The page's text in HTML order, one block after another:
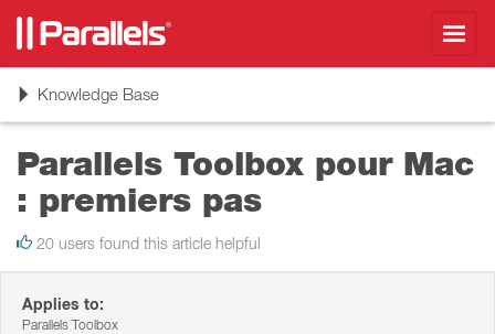
ToggleKnowledge Base
Parallels Toolbox pour Mac
: premiers pas
20 users found this article helpful
Applies to:
Parallels Toolbox